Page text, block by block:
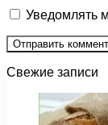
Уведомлять
Свежие записи